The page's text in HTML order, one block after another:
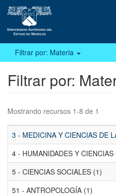
Filtrar por: Materia
Filtrar por:
Mostrando recursos 1-8 de 1
3 - MEDICINA Y CIENCIAS DE
4 - HUMANIDADES Y
5 - CIENCIAS SOCIALES (1)
51 - ANTROPOLOGÍA (1)